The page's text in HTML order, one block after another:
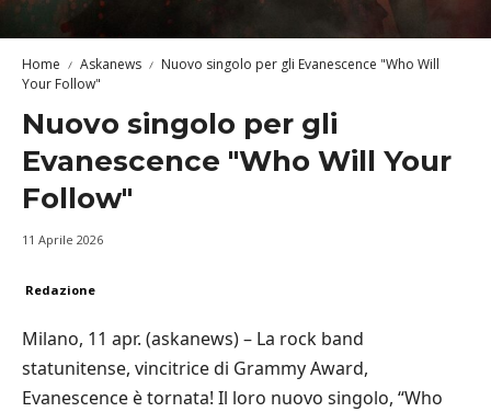
Home Askanews
Nuovo singolo per gli Evanescence "Who Will
Your Follow"
Nuovo singolo per gli
Evanescence "Who Will Your
Follow"
11 Aprile 2026
Redazione
Milano, 11 apr. (askanews) – La rock band
statunitense, vincitrice di Grammy Award,
Evanescence è tornata! Il loro nuovo singolo, “Who